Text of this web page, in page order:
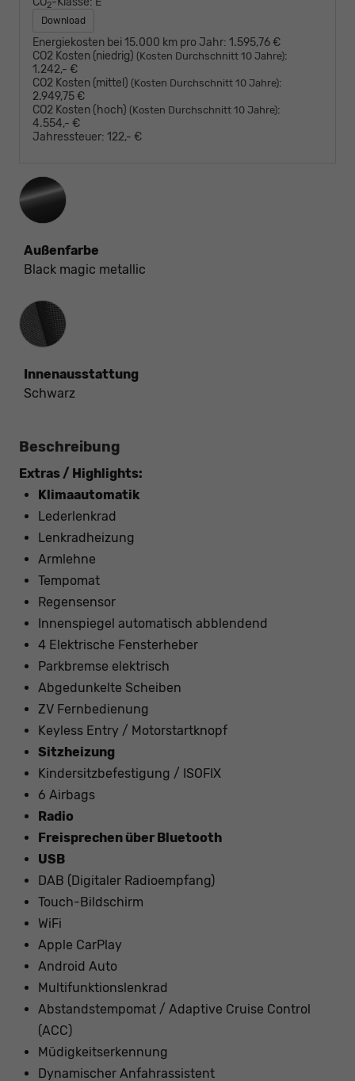
2
Download
Energiekosten bei 15.000 km pro Jahr: 1.595,76 €
CO2 Kosten (niedrig) (Kosten Durchschnitt 10 Jahre):
1.242,- €
CO2 Kosten (mittel) (Kosten Durchschnitt 10 Jahre):
2.949,75 €
CO2 Kosten (hoch) (Kosten Durchschnitt 10 Jahre):
4.554,- €
Jahressteuer: 122,- €
Außenfarbe
Black magic metallic
Innenausstattung
Innenausstattung
Schwarz
Beschreibung
Extras / Highlights:
Klimaautomatik
Lederlenkrad
Lenkradheizung
Armlehne
Tempomat
Regensensor
Innenspiegel automatisch abblendend
4 Elektrische Fensterheber
Parkbremse elektrisch
Abgedunkelte Scheiben
ZV Fernbedienung
Keyless Entry / Motorstartknopf
Sitzheizung
Kindersitzbefestigung / ISOFIX
6 Airbags
Radio
Freisprechen über Bluetooth
USB
DAB (Digitaler Radioempfang)
Touch-Bildschirm
WiFi
Apple CarPlay
Android Auto
Multifunktionslenkrad
Abstandstempomat / Adaptive Cruise Control
(ACC)
Müdigkeitserkennung
Dynamischer Anfahrassistent